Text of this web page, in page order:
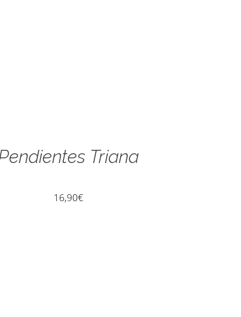
Triana
16,90€